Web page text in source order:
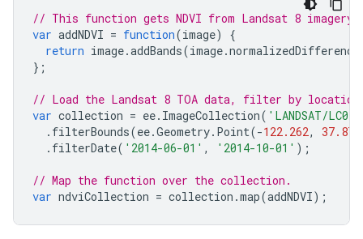
// This function gets NDVI from Landsat 8 imagery.
var addNDVI = function(image)
{
return image.addBands(image.normalizedDifference
};
// Load the Landsat 8 TOA data, filter by location
var collection = ee. ImageCollection( 'LANDSAT/
. filterBounds(ee.Geometry. Point(-122.262,
. filterDate( '2014-06-01' , '2014-10-01' );
// Map the function over the collection.
var ndviCollection = collection .map(addNDVI);